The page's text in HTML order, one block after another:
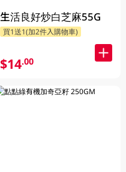
生活良好炒白芝麻55G
買1送1(加2件入購物車)
$14.00